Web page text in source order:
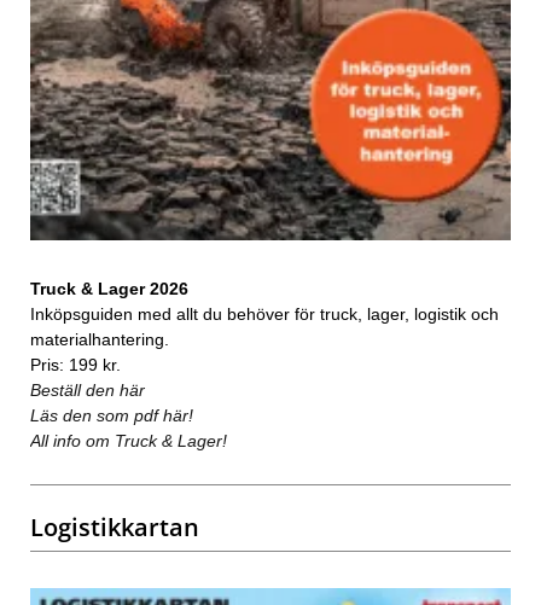
Truck & Lager 2026
Inköpsguiden med allt du behöver för truck, lager, logistik och
materialhantering.
Pris: 199 kr.
Beställ den här
Läs den som pdf här!
All info om Truck & Lager!
Logistikkartan